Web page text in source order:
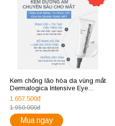
Kem chống lão hóa da vùng mắt
Dermalogica Intensive Eye
Repair
1.657.500đ
1.950.000đ
Mua ngay